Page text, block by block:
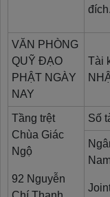
VĂN PHÒNG
QUỸ ĐẠO
PHẬT NGÀY
NAY
Tài
Tầng trệt
Chùa Giác
Ngộ
92 Nguyễn
Số